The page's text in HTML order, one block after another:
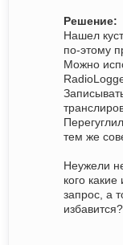
Решение:
Нашел
по-этому
Можно
тем же
Неужели
кого
запрос, а
избавится?